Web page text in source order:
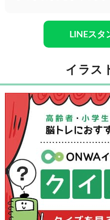
LINEスタ
イラス